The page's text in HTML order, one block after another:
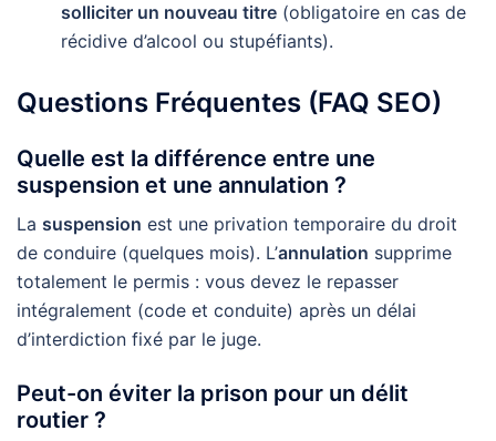
solliciter un nouveau titre (obligatoire en cas de
récidive d’alcool ou stupéfiants).
Questions Fréquentes (FAQ SEO)
Quelle est la différence entre une
suspension et une annulation ?
La suspension est une privation temporaire du droit
de conduire (quelques mois). L’annulation supprime
totalement le permis : vous devez le repasser
intégralement (code et conduite) après un délai
d’interdiction fixé par le juge.
Peut-on éviter la prison pour un délit
routier ?